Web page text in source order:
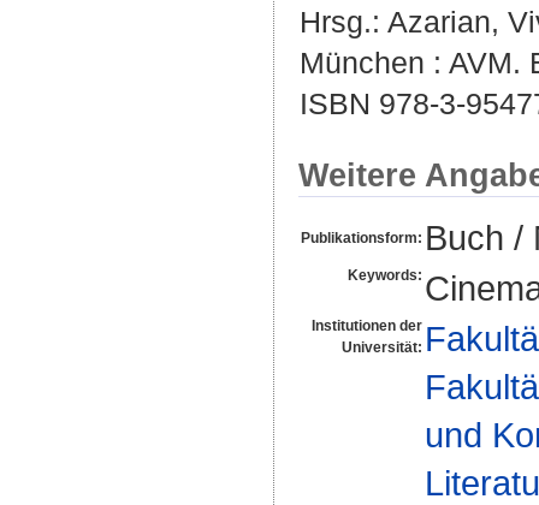
Hrsg.: Azarian,
München : AVM.
ISBN 978-3-
Weitere
Publikationsform: Buch /
Keywords:
Institutionen der
Universität:
und